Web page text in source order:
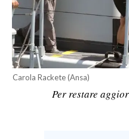
SERVIZI ALLE IMPRESE
LAVORO
BANDI
SPORT IN SARDEGNA
Carola Rackete (Ansa)
Per restare